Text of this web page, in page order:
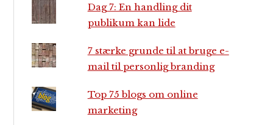
Dag 7: En handling dit
publikum kan lide
7 stærke grunde til at bruge e-
mail til personlig branding
Top 75 blogs om online
marketing